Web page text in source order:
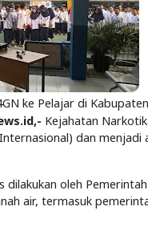
ke Pelajar di
Kejahatan
dan menjadi
oleh
air, termasuk